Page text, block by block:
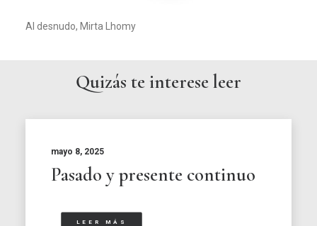
Al desnudo, Mirta Lhomy
Quizás te interese leer
mayo 8, 2025
Pasado y presente continuo
LEER MÁS